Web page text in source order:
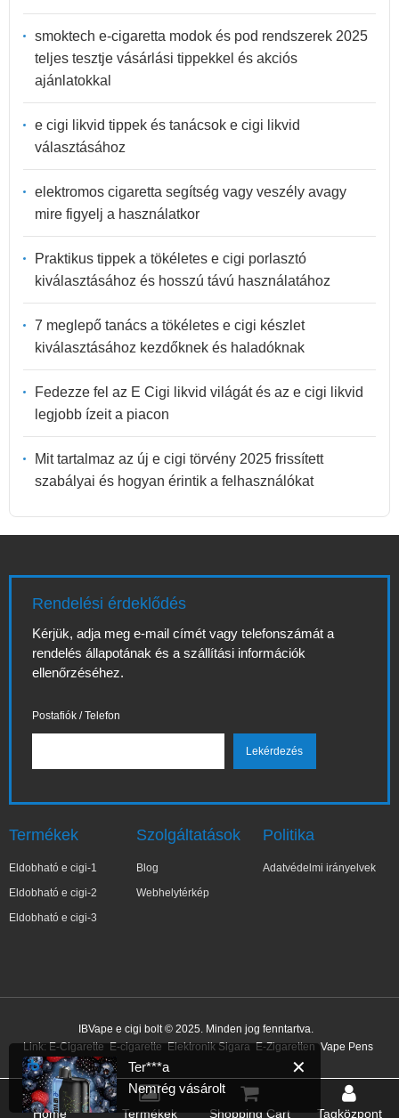
smoktech e-cigaretta modok és pod rendszerek 2025
teljes tesztje vásárlási tippekkel és akciós
ajánlatokkal
e cigi likvid tippek és tanácsok e cigi likvid
választásához
elektromos cigaretta segítség vagy veszély avagy
mire figyelj a használatkor
Praktikus tippek a tökéletes e cigi porlasztó
kiválasztásához és hosszú távú használatához
7 meglepő tanács a tökéletes e cigi készlet
kiválasztásához kezdőknek és haladóknak
Fedezze fel az E Cigi likvid világát és az e cigi likvid
legjobb ízeit a piacon
Mit tartalmaz az új e cigi törvény 2025 frissített
szabályai és hogyan érintik a felhasználókat
Rendelési érdeklődés
Kérjük, adja meg e-mail címét vagy telefonszámát a
rendelés állapotának és a szállítási információk
ellenőrzéséhez.
Postafiók / Telefon
Termékek
Eldobható e cigi-1
Eldobható e cigi-2
Eldobható e cigi-3
Szolgáltatások
Blog
Webhelytérkép
Politika
Adatvédelmi irányelvek
IBVape e cigi bolt © 2025. Minden jog fenntartva.
Link: E-Cigarette E-cigarette Elektronik Sigara E-Zigaretten Vape Pens
Home Termékek Shopping Cart Tagközpont
Nemrég vásárolt
17 perccel ezelőtt